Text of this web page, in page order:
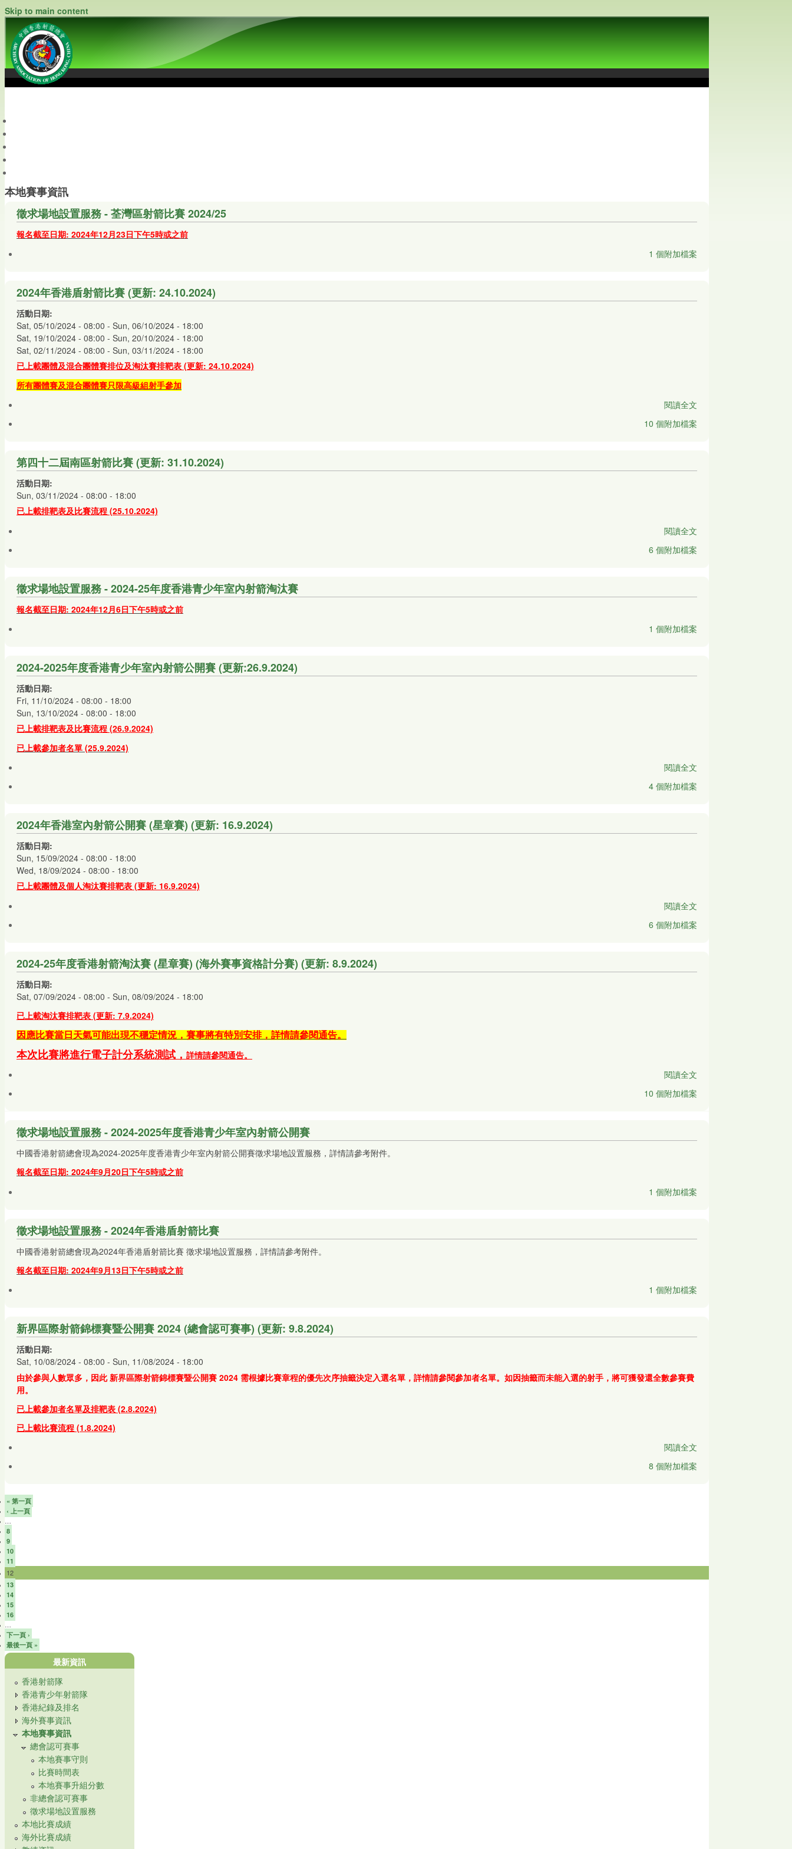
Skip to main content
本地賽事資訊
徵求場地設置服務 - 荃灣區射箭比賽 2024/25
報名截至日期: 2024年12月23日下午5時或之前
1 個附加檔案
2024年香港盾射箭比賽 (更新: 24.10.2024)
活動日期:
Sat, 05/10/2024 - 08:00 - Sun, 06/10/2024 - 18:00
Sat, 19/10/2024 - 08:00 - Sun, 20/10/2024 - 18:00
Sat, 02/11/2024 - 08:00 - Sun, 03/11/2024 - 18:00
已上載團體及混合團體賽排位及淘汰賽排靶表 (更新: 24.10.2024)
所有團體賽及混合團體賽只限高級組射手參加
閱讀全文
10 個附加檔案
第四十二屆南區射箭比賽 (更新: 31.10.2024)
活動日期:
Sun, 03/11/2024 - 08:00 - 18:00
已上載排靶表及比賽流程 (25.10.2024)
閱讀全文
6 個附加檔案
徵求場地設置服務 - 2024-25年度香港青少年室內射箭淘汰賽
報名截至日期: 2024年12月6日下午5時或之前
1 個附加檔案
2024-2025年度香港青少年室內射箭公開賽 (更新:26.9.2024)
活動日期:
Fri, 11/10/2024 - 08:00 - 18:00
Sun, 13/10/2024 - 08:00 - 18:00
已上載排靶表及比賽流程 (26.9.2024)
已上載參加者名單 (25.9.2024)
閱讀全文
4 個附加檔案
2024年香港室內射箭公開賽 (星章賽) (更新: 16.9.2024)
活動日期:
Sun, 15/09/2024 - 08:00 - 18:00
Wed, 18/09/2024 - 08:00 - 18:00
已上載團體及個人淘汰賽排靶表 (更新: 16.9.2024)
閱讀全文
6 個附加檔案
2024-25年度香港射箭淘汰賽 (星章賽) (海外賽事資格計分賽) (更新: 8.9.2024)
活動日期:
Sat, 07/09/2024 - 08:00 - Sun, 08/09/2024 - 18:00
已上載淘汰賽排靶表 (更新: 7.9.2024)
因應比賽當日天氣可能出現不穩定情況，賽事將有特別安排，詳情請參閱通告。
本次比賽將進行電子計分系統測試， 詳情請參閱通告。
閱讀全文
10 個附加檔案
徵求場地設置服務 - 2024-2025年度香港青少年室內射箭公開賽
中國香港射箭總會現為2024-2025年度香港青少年室內射箭公開賽徵求場地設置服務，詳情請參考附件。
報名截至日期: 2024年9月20日下午5時或之前
1 個附加檔案
徵求場地設置服務 - 2024年香港盾射箭比賽
中國香港射箭總會現為2024年香港盾射箭比賽 徵求場地設置服務，詳情請參考附件。
報名截至日期: 2024年9月13日下午5時或之前
1 個附加檔案
新界區際射箭錦標賽暨公開賽 2024 (總會認可賽事) (更新: 9.8.2024)
活動日期:
Sat, 10/08/2024 - 08:00 - Sun, 11/08/2024 - 18:00
由於參與人數眾多，因此 新界區際射箭錦標賽暨公開賽 2024 需根據比賽章程的優先次序抽籤決定入選名單，詳情請參閱參加者名單。如因抽籤而未能入選的射手，將可獲發還全數參賽費
用。
已上載參加者名單及排靶表 (2.8.2024)
已上載比賽流程 (1.8.2024)
閱讀全文
8 個附加檔案
« 第一頁
‹ 上一頁
…
8
9
10
11
12
13
14
15
16
…
下一頁 ›
最後一頁 »
最新資訊
香港射箭隊
香港青少年射箭隊
香港紀錄及排名
海外賽事資訊
本地賽事資訊
總會認可賽事
本地賽事守則
比賽時間表
本地賽事升組分數
非總會認可賽事
徵求場地設置服務
本地比賽成績
海外比賽成績